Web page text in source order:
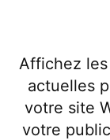
Affichez
actuelles
votre site
votre